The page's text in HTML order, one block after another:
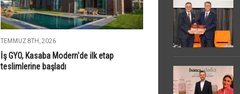
TEMMUZ 8TH, 2026
İş GYO, Kasaba Modern'de ilk etap
teslimlerine başladı